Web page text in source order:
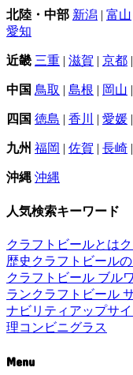
北陸・中部 新潟 | 富山
愛知
近畿 三重 | 滋賀 | 京都 |
中国 鳥取 | 島根 | 岡山 |
四国 徳島 | 香川 | 愛媛 |
九州 福岡 | 佐賀 | 長崎 |
沖縄 沖縄
人気検索キーワード
クラフトビールとは
歴史 クラフトビール
クラフトビール ブル
ランクラフトビール
ナビリティ アップサ
理コンビニグラス
Menu